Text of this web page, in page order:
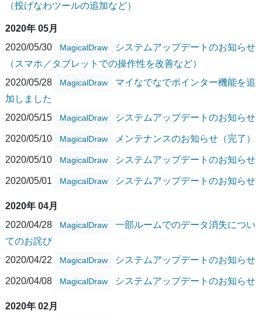
（投げなわツールの追加など）
2020年 05月
2020/05/30
MagicalDraw
システムアップデートのお知らせ
（スマホ／タブレットでの操作性を改善など）
2020/05/28
MagicalDraw
マイなでなでポインター機能を追
加しました
2020/05/15
MagicalDraw システムアップデートのお知らせ
2020/05/10 MagicalDraw メンテナンスのお知らせ（完了）
2020/05/10 MagicalDraw システムアップデートのお知らせ
2020/05/01 MagicalDraw システムアップデートのお知らせ
2020年 04月
2020/04/28
MagicalDraw
一部ルームでのデータ消失につい
てのお詫び
2020/04/22
MagicalDraw システムアップデートのお知らせ
2020/04/08 MagicalDraw システムアップデートのお知らせ
2020年 02月